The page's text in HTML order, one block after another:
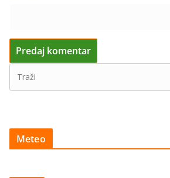
Meteo